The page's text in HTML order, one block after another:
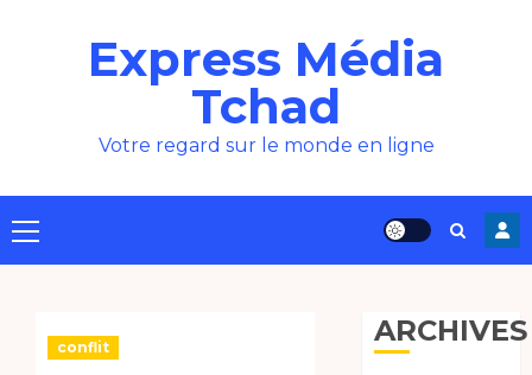
Express Média
Tchad
Votre regard sur le monde en ligne
Menu
principal
conflit ARCHIVES